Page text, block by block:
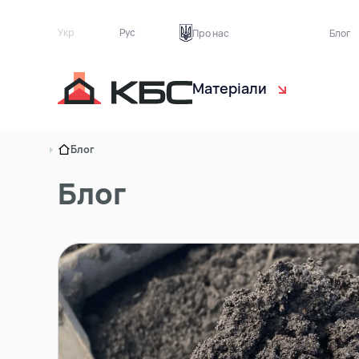
Укр Рус Про нас Блог
Матеріали
Ґрунт на підсипку
Асфальтна крихта
Цегляний бій
Блог
Блог